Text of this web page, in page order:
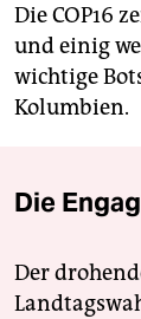
Die COP16
und einig
wichtige
Kolumbien.
Die
Der